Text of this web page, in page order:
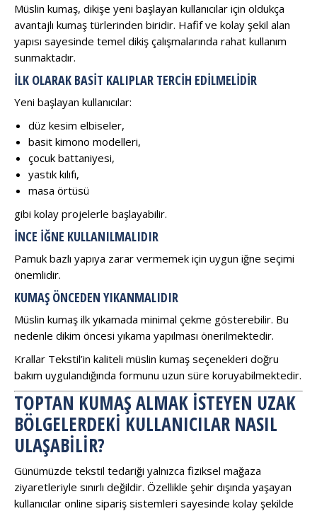
Müslin kumaş, dikişe yeni başlayan kullanıcılar için oldukça
avantajlı kumaş türlerinden biridir. Hafif ve kolay şekil alan
yapısı sayesinde temel dikiş çalışmalarında rahat kullanım
sunmaktadır.
İLK OLARAK BASIT KALIPLAR TERCIH EDILMELIDIR
Yeni başlayan kullanıcılar:
düz kesim elbiseler,
basit kimono modelleri,
çocuk battaniyesi,
yastık kılıfı,
masa örtüsü
gibi kolay projelerle başlayabilir.
İNCE İĞNE KULLANILMALIDIR
Pamuk bazlı yapıya zarar vermemek için uygun iğne seçimi
önemlidir.
KUMAŞ ÖNCEDEN YIKANMALIDIR
Müslin kumaş ilk yıkamada minimal çekme gösterebilir. Bu
nedenle dikim öncesi yıkama yapılması önerilmektedir.
Krallar Tekstil’in kaliteli müslin kumaş seçenekleri doğru
bakım uygulandığında formunu uzun süre koruyabilmektedir.
TOPTAN KUMAŞ ALMAK İSTEYEN UZAK
BÖLGELERDEKI KULLANICILAR NASIL
ULAŞABILIR?
Günümüzde tekstil tedariği yalnızca fiziksel mağaza
ziyaretleriyle sınırlı değildir. Özellikle şehir dışında yaşayan
kullanıcılar online sipariş sistemleri sayesinde kolay şekilde